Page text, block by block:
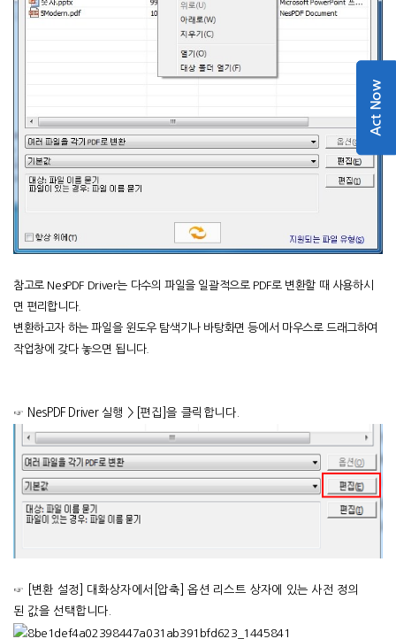
참고로 NesPDF Driver는 다수의 파일을 일괄적으로 PDF로 변환할 때 사용하시
면 편리합니다.
변환하고자 하는 파일을 윈도우 탐색기나 바탕화면 등에서 마우스로 드래그하여
작업창에 갖다 놓으면 됩니다.
☞ NesPDF Driver 실행 > [ 편집 ]을 클릭합니다.
☞ 변환 설정 대화상자에서 압축
옵션 리스트 상자에 있는 사전 정의
된 값을 선택합니다.
Act Now